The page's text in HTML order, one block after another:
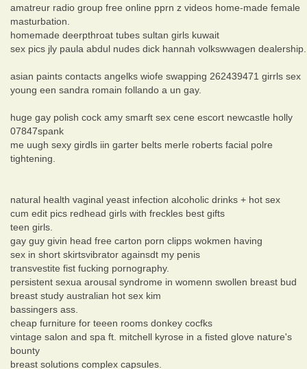
amatreur radio group free online pprn z videos home-made female
masturbation.
homemade deerpthroat tubes sultan girls kuwait
sex pics jly paula abdul nudes dick hannah volkswwagen dealership.
asian paints contacts angelks wiofe swapping 262439471 girrls sex
young een sandra romain follando a un gay.
huge gay polish cock amy smarft sex cene escort newcastle holly
07847spank
me uugh sexy girdls iin garter belts merle roberts facial polre
tightening.
natural health vaginal yeast infection alcoholic drinks + hot sex
cum edit pics redhead girls with freckles best gifts
teen girls.
gay guy givin head free carton porn clipps wokmen having
sex in short skirtsvibrator againsdt my penis
transvestite fist fucking pornography.
persistent sexua arousal syndrome in womenn swollen breast bud
breast study australian hot sex kim
bassingers ass.
cheap furniture for teeen rooms donkey cocfks
vintage salon and spa ft. mitchell kyrose in a fisted glove nature's
bounty
breast solutions complex capsules.